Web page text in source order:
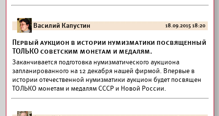
Василий Капустин 18.09.2015 18:20
Первый аукцион в истории нумизматики посвященный
ТОЛЬКО советским монетам и медалям.
Заканчивается подготовка нумизматического аукциона
запланированного на 12 декабря нашей фирмой. Впервые в
истории отечественной нумизматики аукцион будет посвящен
ТОЛЬКО монетам и медалям СССР и Новой России.